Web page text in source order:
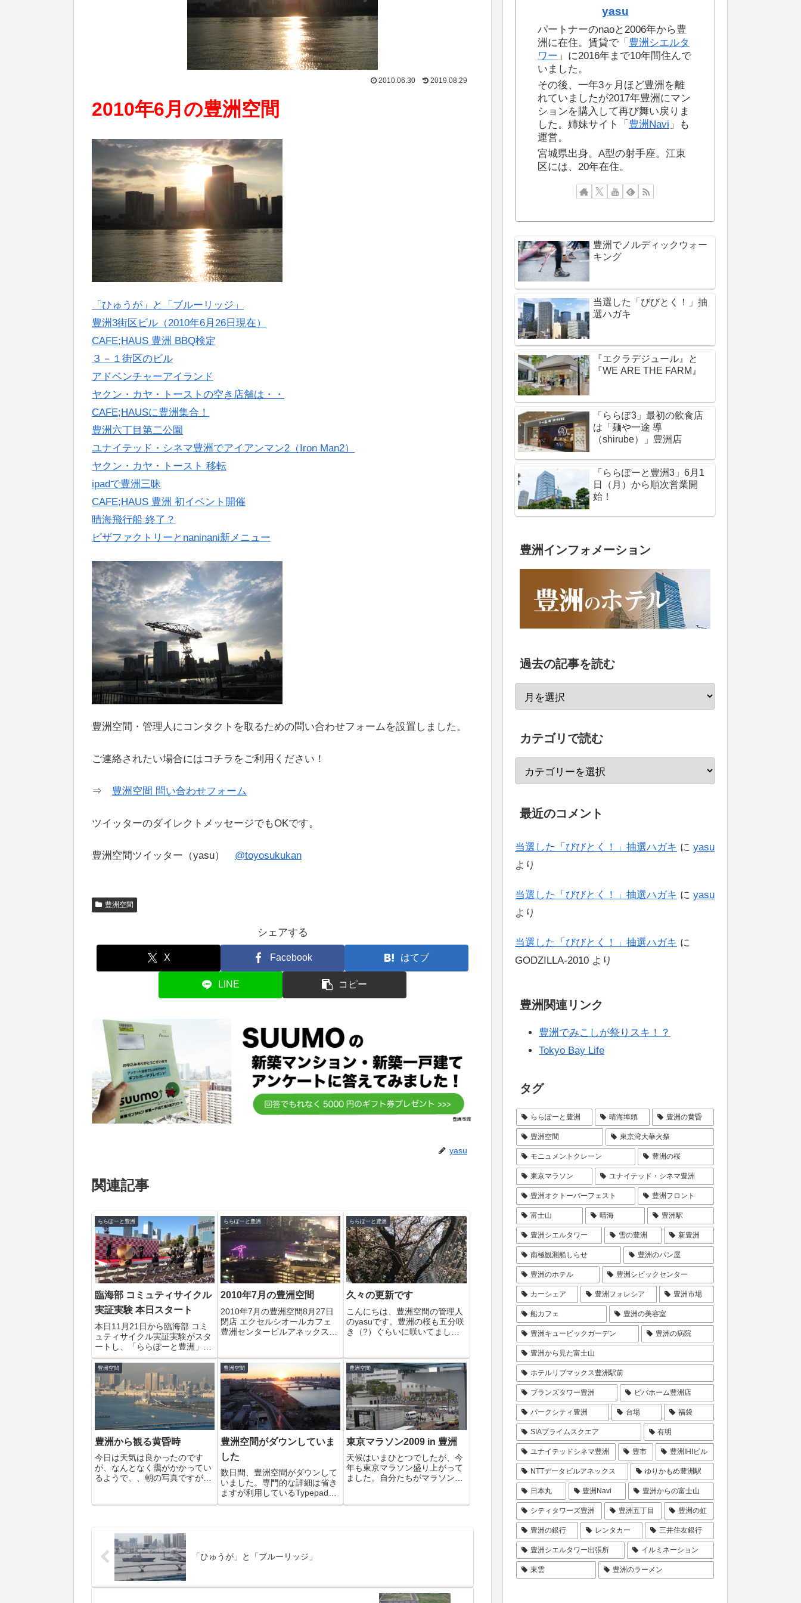
2010.06.30 2019.08.29
2010年6月の豊洲空間
「ひゅうが」と「ブルーリッジ」
豊洲3街区ビル（2010年6月26日現在）
CAFE;HAUS 豊洲 BBQ検定
３－１街区のビル
アドベンチャーアイランド
ヤクン・カヤ・トーストの空き店舗は・・
CAFE;HAUSに豊洲集合！
豊洲六丁目第二公園
ユナイテッド・シネマ豊洲でアイアンマン2（Iron Man2）
ヤクン・カヤ・トースト 移転
ipadで豊洲三昧
CAFE;HAUS 豊洲 初イベント開催
晴海飛行船 終了？
ピザファクトリーとnaninani新メニュー
豊洲空間・管理人にコンタクトを取るための問い合わせフォームを設置しました。
ご連絡されたい場合にはコチラをご利用ください！
⇒ 豊洲空間 問い合わせフォーム
ツイッターのダイレクトメッセージでもOKです。
豊洲空間ツイッター（yasu） @toyosukukan
豊洲空間
シェアする
X Facebook はてブ
LINE コピー
yasu
関連記事
ららぽーと豊洲
臨海部 コミュティサイクル
実証実験 本日スタート
本日11月21日から臨海部 コミ
ュティサイクル実証実験がスタ
ートし、「ららぽーと豊洲」で
オープニングセレミニーが行わ
れていました。江東区のキャ
ラ、コトミちゃんって結構可愛
いね（笑）自転車も展示されて
ありました。NTTドコモの
NOTTVの広告...
ららぽーと豊洲
2010年7月の豊洲空間
2010年7月の豊洲空間8月27日
閉店 エクセルシオールカフェ
豊洲センタービルアネックス店
ガーデンサカガミの営業時間変
更エアベンダー 3D ジャパンプ
レミア東京臨海広域防災公園＆
そな...
ららぽーと豊洲
久々の更新です
こんにちは、豊洲空間の管理人
のyasuです。豊洲の桜も五分咲
き（?）ぐらいに咲いてました
然、更新してないですね(^_^;)
（月島・豊洲ウォーカー裏話も
途中で止まっていて、登録して
くださ...
豊洲空間
豊洲から観る黄昏時
今日は天気は良かったのです
が、なんとなく靄がかかってい
るようで、、朝の写真ですが、
か良く見えていたんですが。。
がもう一度見えるの...
豊洲空間
豊洲空間がダウンしていま
した
数日間、豊洲空間がダウンして
いました。専門的な詳細は省き
ますが利用しているTypepadと
いうサービスが攻撃を受けて、
さすがに...
豊洲空間
東京マラソン2009 in 豊洲
天候はいまひとつでしたが、今
年も東京マラソン盛り上がって
ました。自分たちがマラソンコ
するという時間。みんな同じこ
「ひゅうが」と「ブルーリッジ」
yasu
パートナーのnaoと2006年から豊
洲に在住。賃貸で「 豊洲シエルタ
ワー 」に2016年まで10年間住んで
いました。
その後、一年3ヶ月ほど豊洲を離
れていましたが2017年豊洲にマン
ションを購入して再び舞い戻りま
した。姉妹サイト「 豊洲Navi 」も
運営。
宮城県出身。A型の射手座。江東
区には、20年在住。
豊洲でノルディックウォー
キング
当選した「びびとく！」抽
選ハガキ
『エクラデジュール』と
『WE ARE THE FARM』
「ららぽ3」最初の飲食店
は「麺や一途 導
（shirube）」豊洲店
「ららぽーと豊洲3」6月1
日（月）から順次営業開
始！
豊洲インフォメーション
過去の記事を読む
カテゴリで読む
最近のコメント
当選した「びびとく！」抽選ハガキ に yasu
より
当選した「びびとく！」抽選ハガキ に yasu
より
当選した「びびとく！」抽選ハガキ に
GODZILLA-2010 より
豊洲関連リンク
豊洲でみこしが祭りスキ！？
Tokyo Bay Life
タグ
ららぽーと豊洲 晴海埠頭 豊洲の黄昏
豊洲空間 東京湾大華火祭
モニュメントクレーン 豊洲の桜
東京マラソン ユナイテッド・シネマ豊洲
豊洲オクトーバーフェスト 豊洲フロント
富士山 晴海 豊洲駅
豊洲シエルタワー 雪の豊洲 新豊洲
南極観測船しらせ 豊洲のパン屋
豊洲のホテル 豊洲シビックセンター
カーシェア 豊洲フォレシア 豊洲市場
船カフェ 豊洲の美容室
豊洲キュービックガーデン 豊洲の病院
豊洲から見た富士山
ホテルリブマックス豊洲駅前
ブランズタワー豊洲 ビバホーム豊洲店
パークシティ豊洲 台場 福袋
SIAプライムスクエア 有明
ユナイテッドシネマ豊洲 豊市 豊洲IHIビル
NTTデータビルアネックス ゆりかもめ豊洲駅
日本丸 豊洲Navi 豊洲からの富士山
シティタワーズ豊洲 豊洲五丁目 豊洲の虹
豊洲の銀行 レンタカー 三井住友銀行
豊洲シエルタワー出張所 イルミネーション
東雲 豊洲のラーメン